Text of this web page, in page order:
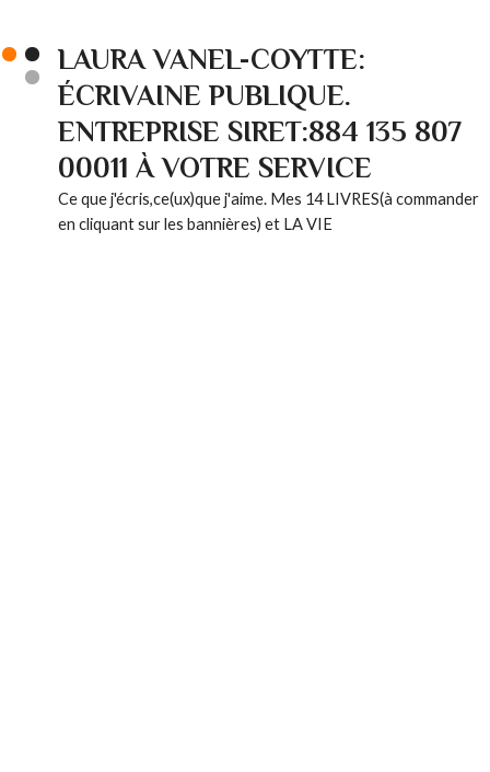
LAURA VANEL-COYTTE:
ÉCRIVAINE PUBLIQUE.
ENTREPRISE SIRET:884 135 807
00011 À VOTRE SERVICE
Ce que j'écris,ce(ux)que j'aime. Mes 14 LIVRES(à commander
en cliquant sur les bannières) et LA VIE